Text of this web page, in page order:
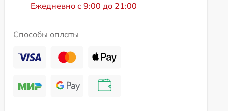
Ежедневно с 9:00 до 21:00
Способы оплаты